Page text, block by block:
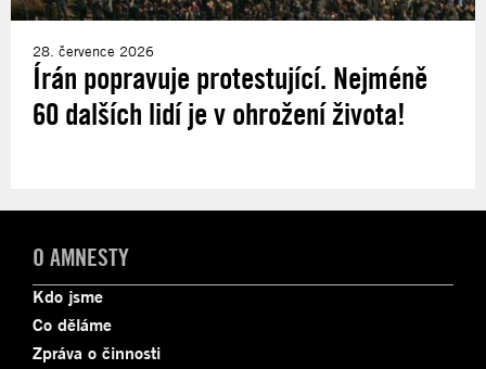
28. července 2026
Írán popravuje protestující. Nejméně
60 dalších lidí je v ohrožení života!
O AMNESTY
Kdo jsme
Co děláme
Zpráva o činnosti